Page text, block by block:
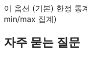
이 옵션 (기본) 한정 통
min/max 집계)
자주 묻는 질문